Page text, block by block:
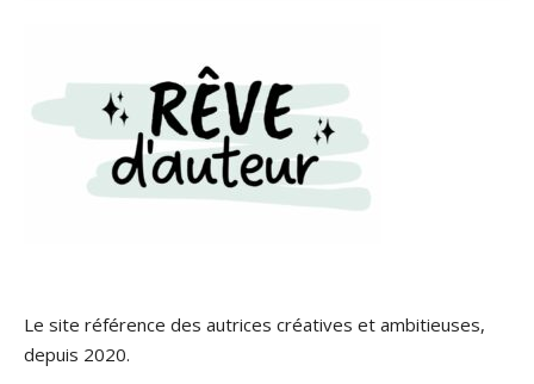
Le site référence des autrices créatives et ambitieuses,
depuis 2020.